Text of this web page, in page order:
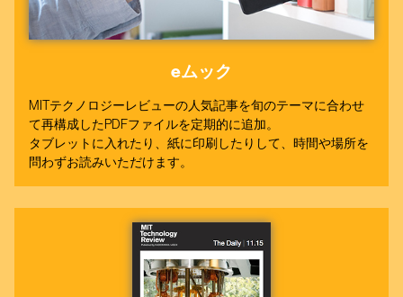
eムック
MITテクノロジーレビューの人気記事を旬のテーマに合わせ
て再構成したPDFファイルを定期的に追加。
タブレットに入れたり、紙に印刷したりして、時間や場所を
問わずお読みいただけます。